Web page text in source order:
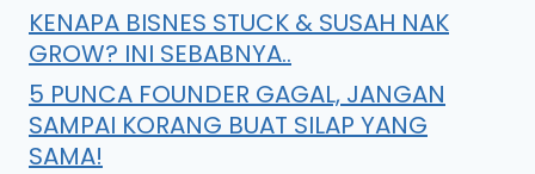
KENAPA BISNES STUCK & SUSAH NAK
GROW? INI SEBABNYA..
5 PUNCA FOUNDER GAGAL, JANGAN
SAMPAI KORANG BUAT SILAP YANG
SAMA!